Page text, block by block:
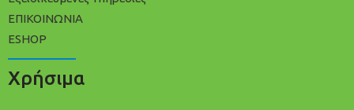
ΕΠΙΚΟΙΝΩΝΙΑ
ESHOP
Χρήσιμα